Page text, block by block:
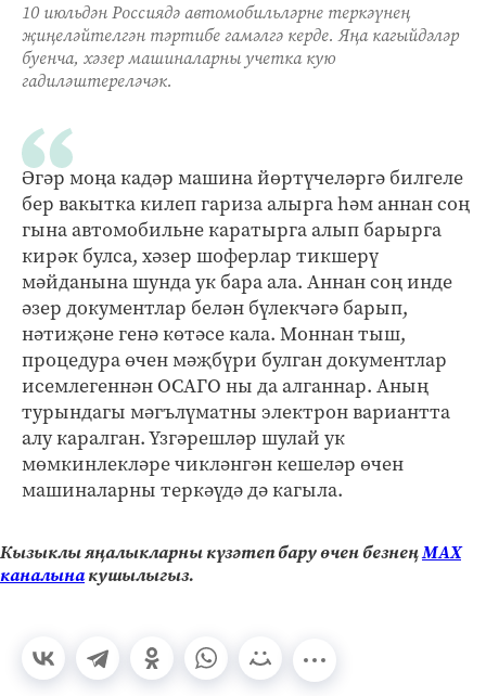
10 июльдән Россиядә автомобильләрне теркәүнең
җиңеләйтелгән тәртибе гамәлгә керде. Яңа кагыйдәләр
буенча, хәзер машиналарны учетка кую
гадиләштереләчәк.
Әгәр моңа кадәр машина йөртүчеләргә билгеле
бер вакытка килеп гариза алырга һәм аннан соң
гына автомобильне каратырга алып барырга
кирәк булса, хәзер шоферлар тикшерү
мәйданына шунда ук бара ала. Аннан соң инде
әзер документлар белән бүлекчәгә барып,
нәтиҗәне генә көтәсе кала. Моннан тыш,
процедура өчен мәҗбүри булган документлар
исемлегеннән ОСАГО ны да алганнар. Аның
турындагы мәгълүматны электрон вариантта
алу каралган. Үзгәрешләр шулай ук
мөмкинлекләре чикләнгән кешеләр өчен
машиналарны теркәүдә дә кагыла.
Кызыклы яңалыкларны күзәтеп бару өчен безнеңМАХ
каналынакушылыгыз.